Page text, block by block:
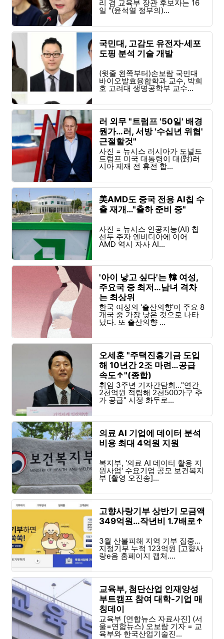
리 겸 교육부 장관 후보자는 16
일 "(윤석열 정부의)...
국민대, 고감도 유전자·세포
도핑 분석 기술 개발
(윗줄 왼쪽부터)손보람 국민대
바이오발효융합학과 교수, 박희
호 고려대 생명공학부 교수...
러 외무 "트럼프 '50일' 배경
뭔가…러, 서방 '수십년 위협'
근절할것"
사진 = 뉴시스 러시아가 도널드
트럼프 미국 대통령이 대(對)러
시아 제재 전 휴전 합...
美AMD도 중국 전용 AI칩 수
출 재개…"출하 준비 중"
사진 = 뉴시스 인공지능(AI) 칩
선두 주자 엔비디아에 이어
AMD 역시 자사 AI...
'아이 낳고 싶다'는 韓 여성,
주요국 중 최저…남녀 격차
는 최상위
한국 여성의 '출산의향'이 주요 8
개국 중 가장 낮은 것으로 나타
났다. 또 출산의향 ...
오세훈 "주택진흥기금 도입
해 10년간 2조 마련…공급
속도↑"(종합)
취임 3주년 기자간담회…"연간
2천억원 적립해 2천500가구 추
가 공급" 시정 화두로...
의료 AI 기업에 데이터 분석
비용 최대 4억원 지원
복지부, '의료 AI 데이터 활용 지
원사업' 수요기업 공모 보건복지
부 [촬영 오진송]...
고향사랑기부 상반기 모금액
349억원…작년비 1.7배로↑
3월 산불피해 지역 기부 집중…
지정기부 누적 123억원 [고향사
랑e음 홈페이지 캡처....
교육부, 첨단산업 인재양성
부트캠프 참여 대학-기업 매
칭데이
교육부 [연합뉴스 자료사진] (서
울=연합뉴스) 오보람 기자 = 교
육부와 한국산업기술진...